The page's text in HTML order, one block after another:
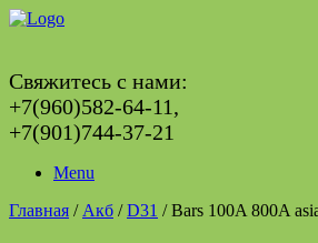
Skip
Свяжитесь с нами:
+7(960)582-64-11,
+7(901)744-37-21
Menu
Главная / Акб /D31 / Bars 100A 800A